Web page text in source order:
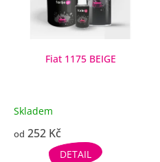
ů
Fiat 1175 BEIGE
Skladem
od 252 Kč
DETAIL